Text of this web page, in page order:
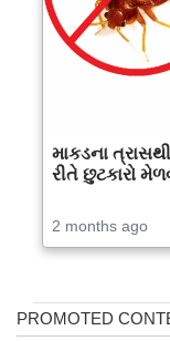
માકડના
રીતે છુટકારો
2 months ago